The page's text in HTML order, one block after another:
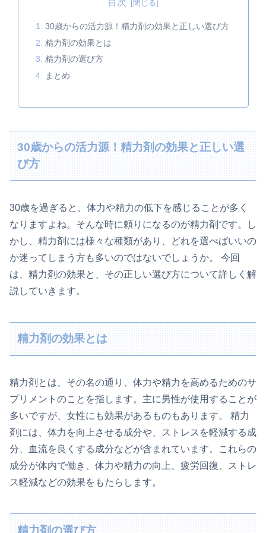
目次
30歳からの活力源！精力剤の効果と正しい選び方
精力剤の効果とは
精力剤の選び方
まとめ
30歳からの活力源！精力剤の効果と正しい選
び方
30歳を過ぎると、体力や精力の低下を感じることが多く
なりますよね。そんな時に頼りになるのが精力剤です。し
かし、精力剤には様々な種類があり、どれを選べばいいの
か迷ってしまう方も多いのではないでしょうか。 今回
は、精力剤の効果と、その正しい選び方について詳しく解
説していきます。
精力剤の効果とは
精力剤とは、その名の通り、体力や精力を高めるためのサ
プリメントのことを指します。主に男性が使用することが
多いですが、女性にも効果があるものもあります。 精力
剤には、体力を向上させる成分や、ストレスを軽減する成
分、血流を良くする成分などが含まれています。これらの
成分が体内で働き、体力や精力の向上、疲労回復、ストレ
ス軽減などの効果をもたらします。
精力剤の選び方